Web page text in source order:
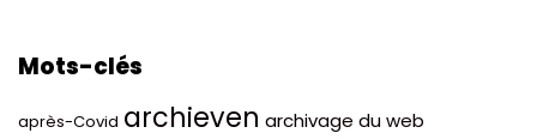
Mots-clés
après-Covid archieven archivage du web